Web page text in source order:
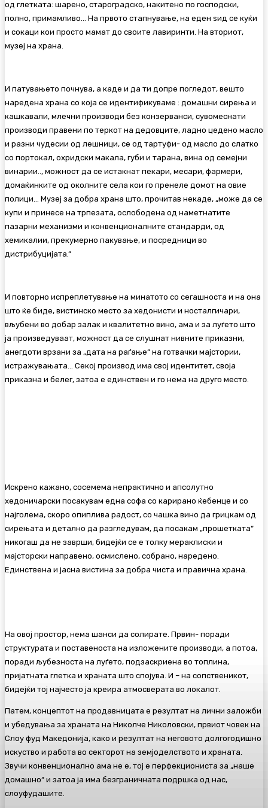
од глетката: шарено, староградско, накитено по господски,
полно, примамливо… На првото стапнување, на еден ѕид се куќи
и сокаци кои просто мамат до своите лавиринти. На вториот,
музеј на храна.
И патувањето почнува, а каде и да ти допре погледот, вешто
наредена храна со која се идентификуваме : домашни сирења и
кашкавали, млечни производи без конзерванси, сувомеснати
производи правени по теркот на дедовците, ладно цедено масло
и разни чудесии од лешници, се од тартуфи- од масло до слатко
со портокал, охридски макала, губи и тарана, вина од семејни
винарии.., можност да се истакнат пекари, месари, фармери,
домаќинките од околните села кои го пренеле домот на овие
полици… Музеј за добра храна што, прочитав некаде, „може да се
купи и принесе на трпезата, ослободена од наметнатите
пазарни механизми и конвенционалните стандарди, од
хемикалии, прекумерно пакување, и посредници во
дистрибуцијата.“
И повторно испреплетување на минатото со сегашноста и на она
што ќе биде, вистинско место за хедонисти и носталгичари,
вљубени во добар залак и квалитетно вино, ама и за луѓето што
ја произведуваат, можност да се слушнат нивните приказни,
анегдоти врзани за „дата на раѓање“ на готвачки мајстории,
истражувањата… Секој производ има свој идентитет, своја
приказна и белег, затоа е единствен и го нема на друго место.
Искрено кажано, сосемема непрактично и апсолутно
хедоничарски посакувам една софа со карирано ќебенце и со
најголема, скоро опиплива радост, со чашка вино да грицкам од
сирењата и детално да разгледувам, да посакам „прошетката“
никогаш да не заврши, бидејќи се е толку мераклиски и
мајсторски направено, осмислено, собрано, наредено.
Единствена и јасна вистина за добра чиста и правична храна.
На овој простор, нема шанси да солирате. Првин- поради
структурата и поставеноста на изложените производи, а потоа,
поради љубезноста на луѓето, подзаскриена во топлина,
пријатната глетка и храната што спојува. И – на сопственикот,
бидејќи тој најчесто ја креира атмосверата во локалот.
Патем, концептот на продавницата е резултат на лични заложби
и убедувања за храната на Николче Николовски, првиот човек на
Слоу фуд Македонија, како и резултат на неговото долгогодишно
искуство и работа во секторот на земјоделството и храната.
Звучи конвенционално ама не е, тој е перфекциониста за „наше
домашно“ и затоа ја има безграничната подршка од нас,
слоуфудашите.